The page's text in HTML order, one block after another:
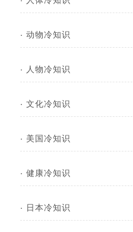
· 动物冷知识
· 人物冷知识
· 文化冷知识
· 美国冷知识
· 健康冷知识
· 日本冷知识